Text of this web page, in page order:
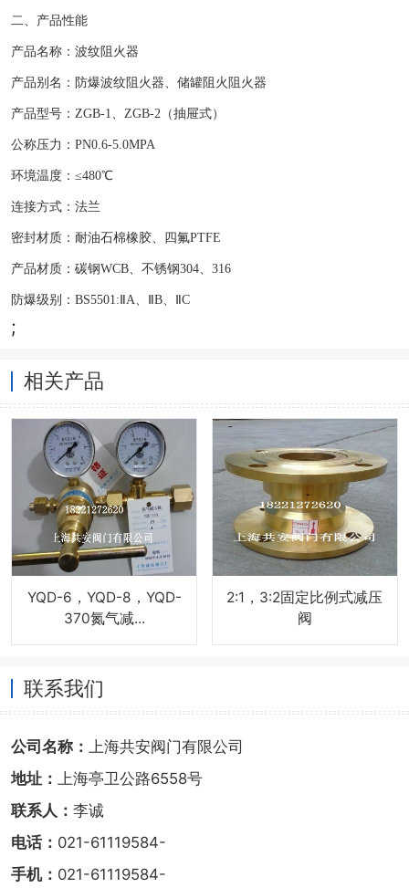
二、产品性能
产品名称：波纹阻火器
产品别名：防爆波纹阻火器、储罐阻火阻火器
产品型号：ZGB-1、ZGB-2（抽屉式）
公称压力：PN0.6-5.0MPA
环境温度：≤480℃
连接方式：法兰
密封材质：耐油石棉橡胶、四氟PTFE
产品材质：碳钢WCB、不锈钢304、316
防爆级别：BS5501:ⅡA、ⅡB、ⅡC
;
相关产品
YQD-6，YQD-8，YQD-
370氮气减...
2:1，3:2固定比例式减压
阀
联系我们
公司名称：
上海共安阀门有限公司
地址：
上海亭卫公路6558号
联系人： 李诚
电话： 021-61119584-
手机： 021-61119584-